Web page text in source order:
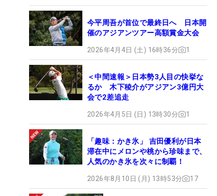
今平周吾が首位で最終日へ 日本開
催のアジアンツアー高額賞金大会
2026年4月4日 (土) 16時36分 1
＜中間速報＞日本勢3人目の快挙な
るか 木下稜介がアジアン3億円大
会で2差追走
2026年4月5日 (日) 13時30分 1
「趣味：かき氷」 吉田優利が日本
滞在中にメロンや桃から珍味まで、
人気のかき氷を次々に制覇！
2026年8月10日 (月) 13時53分 17